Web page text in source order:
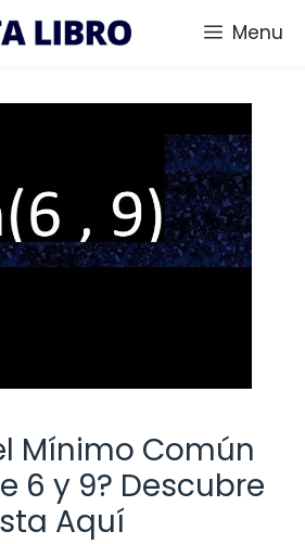
Menu
Mínimo Común
6 y 9? Descubre
Aquí